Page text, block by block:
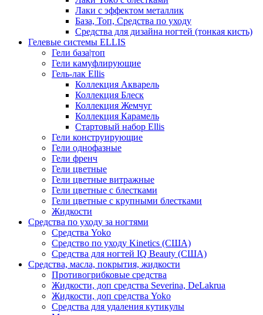
Лаки с эффектом металлик
База, Топ, Средства по уходу
Средства для дизайна ногтей (тонкая кисть)
Гелевые системы ELLIS
Гели база|топ
Гели камуфлирующие
Гель-лак Ellis
Коллекция Акварель
Коллекция Блеск
Коллекция Жемчуг
Коллекция Карамель
Стартовый набор Ellis
Гели конструирующие
Гели однофазные
Гели френч
Гели цветные
Гели цветные витражные
Гели цветные с блестками
Гели цветные с крупными блестками
Жидкости
Средства по уходу за ногтями
Средства Yoko
Средство по уходу Kinetics (США)
Средства для ногтей IQ Beauty (США)
Средства, масла, покрытия, жидкости
Противогрибковые средства
Жидкости, доп средства Severina, DeLakrua
Жидкости, доп средства Yoko
Средства для удаления кутикулы